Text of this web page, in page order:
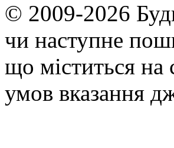
© 2009-2026
чи наступне
що мiститься на
умов вказання